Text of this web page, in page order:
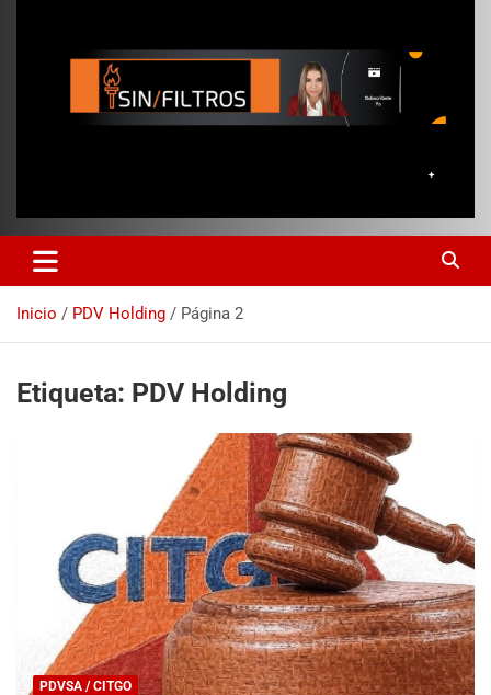
Inicio PDV Holding Página 2
Etiqueta: PDV Holding
PDVSA / CITGO